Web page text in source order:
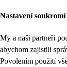
Nastavení soukromí
My a naši partneři
abychom zajistili
Povolením použití